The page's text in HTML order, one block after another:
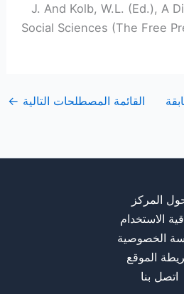
J. And Kolb, W.L. (Ed.), A
Social Sciences (The Free
القائمة المصطلحات التالية ←
المركز
الاستخدام
الخصوصية
الموقع
اتصل بنا